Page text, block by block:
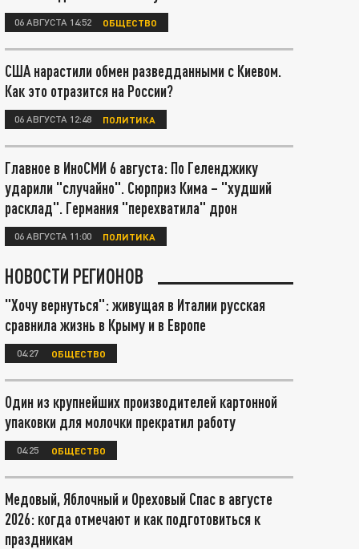
06 АВГУСТА 14:52 ОБЩЕСТВО
США нарастили обмен разведданными с Киевом.
Как это отразится на России?
06 АВГУСТА 12:48 ПОЛИТИКА
Главное в ИноСМИ 6 августа: По Геленджику
ударили "случайно". Сюрприз Кима – "худший
расклад". Германия "перехватила" дрон
06 АВГУСТА 11:00 ПОЛИТИКА
НОВОСТИ РЕГИОНОВ
"Хочу вернуться": живущая в Италии русская
сравнила жизнь в Крыму и в Европе
04:27 ОБЩЕСТВО
Один из крупнейших производителей картонной
упаковки для молочки прекратил работу
04:25 ОБЩЕСТВО
Медовый, Яблочный и Ореховый Спас в августе
2026: когда отмечают и как подготовиться к
праздникам